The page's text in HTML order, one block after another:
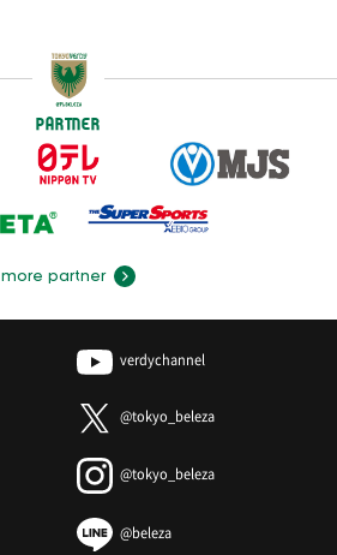
PARTNER
more partner
verdychannel
@tokyo_beleza
@tokyo_beleza
@beleza